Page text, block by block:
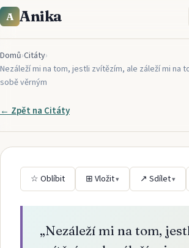
A Anika
Domů›Citáty›
Nezáleží mi na tom, jestli zvítězím, ale záleží mi na
sobě věrným
← Zpět na Citáty
☆ Oblíbit ⊞ Vložit▾ ↗ Sdílet▾
„Nezáleží mi na tom,